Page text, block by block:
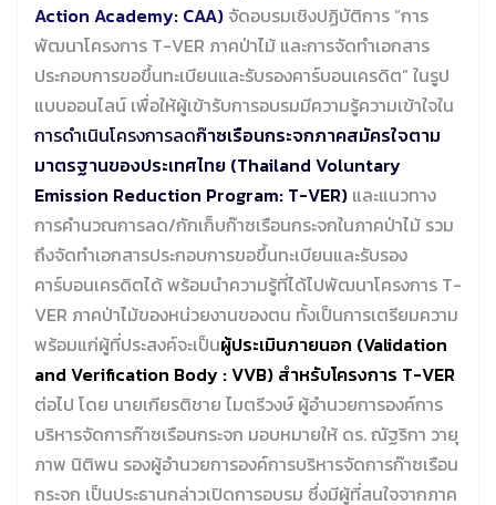
Action Academy: CAA) จัดอบรมเชิงปฏิบัติการ “การ
พัฒนาโครงการ T-VER ภาคป่าไม้ และการจัดทำเอกสาร
ประกอบการขอขึ้นทะเบียนและรับรองคาร์บอนเครดิต” ในรูป
แบบออนไลน์ เพื่อให้ผู้เข้ารับการอบรมมีความรู้ความเข้าใจใน
การดำเนินโครงการลดก๊าซเรือนกระจกภาคสมัครใจตาม
มาตรฐานของประเทศไทย (Thailand Voluntary
Emission Reduction Program: T-VER) และแนวทาง
การคำนวณการลด/กักเก็บก๊าซเรือนกระจกในภาคป่าไม้ รวม
ถึงจัดทำเอกสารประกอบการขอขึ้นทะเบียนและรับรอง
คาร์บอนเครดิตได้ พร้อมนำความรู้ที่ได้ไปพัฒนาโครงการ T-
VER ภาคป่าไม้ของหน่วยงานของตน ทั้งเป็นการเตรียมความ
พร้อมแก่ผู้ที่ประสงค์จะเป็นผู้ประเมินภายนอก (Validation
and Verification Body : VVB) สำหรับโครงการ T-VER
ต่อไป โดย นายเกียรติชาย ไมตรีวงษ์ ผู้อำนวยการองค์การ
บริหารจัดการก๊าซเรือนกระจก มอบหมายให้ ดร. ณัฐริกา วายุ
ภาพ นิติพน รองผู้อำนวยการองค์การบริหารจัดการก๊าซเรือน
กระจก เป็นประธานกล่าวเปิดการอบรม ซึ่งมีผู้ที่สนใจจากภาค